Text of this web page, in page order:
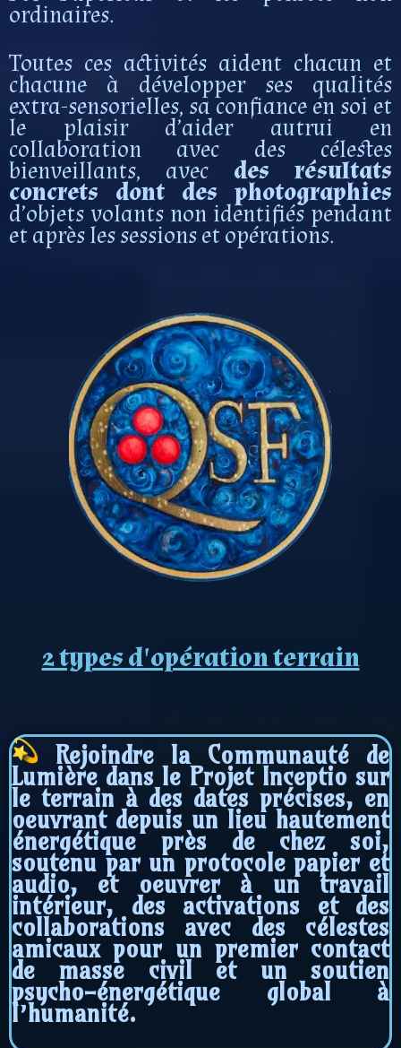
ordinaires.
Toutes ces activités aident chacun et
chacune à développer ses qualités
extra-sensorielles, sa confiance en soi et
le plaisir d’aider autrui en
collaboration avec des célestes
bienveillants, avec des résultats
concrets dont des photographies
d’objets volants non identifiés pendant
et après les sessions et opérations.
2 types d'opération terrain
Rejoindre la Communauté de
Lumière dans le Projet Inceptio sur
le terrain à des dates précises, en
oeuvrant depuis un lieu hautement
énergétique près de chez soi,
soutenu par un protocole papier et
audio, et oeuvrer à un travail
intérieur, des activations et des
collaborations avec des célestes
amicaux pour un premier contact
de masse civil et un soutien
psycho-énergétique global à
l’humanité.